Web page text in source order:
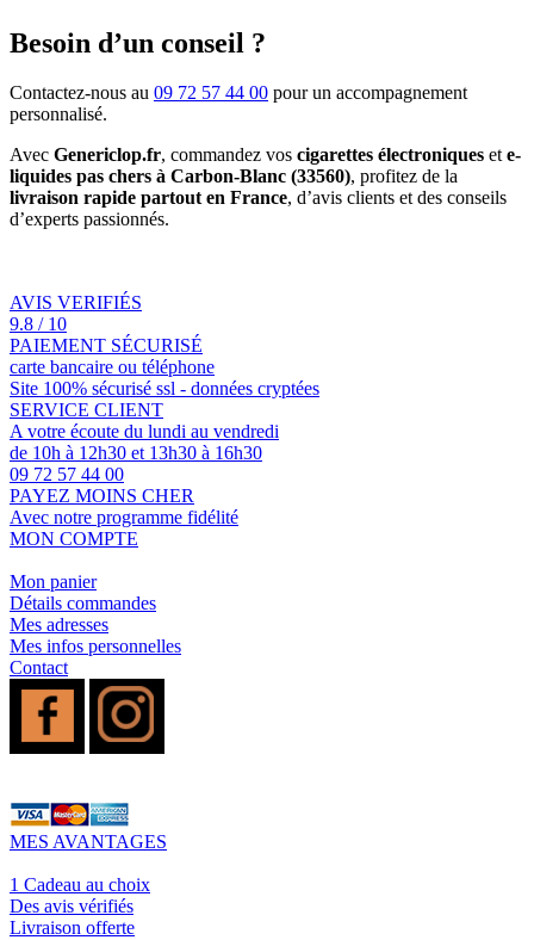
Besoin d’un conseil ?
Contactez-nous au 09 72 57 44 00 pour un accompagnement
personnalisé.
Avec Genericlop.fr, commandez vos cigarettes électroniques ete-
liquides pas chers à Carbon-Blanc (33560), profitez de la
livraison rapide partout en France, d’avis clients et des conseils
d’experts passionnés.
AVIS VERIFIÉS
9.8 / 10
PAIEMENT SÉCURISÉ
carte bancaire ou téléphone
Site 100% sécurisé ssl - données cryptées
SERVICE CLIENT
A votre écoute du lundi au vendredi
de 10h à 12h30 et 13h30 à 16h30
09 72 57 44 00
PAYEZ MOINS CHER
Avec notre programme fidélité
MON COMPTE
Mon panier
Détails commandes
Mes adresses
Mes infos personnelles
Contact
MES AVANTAGES
1 Cadeau au choix
Des avis vérifiés
Livraison offerte